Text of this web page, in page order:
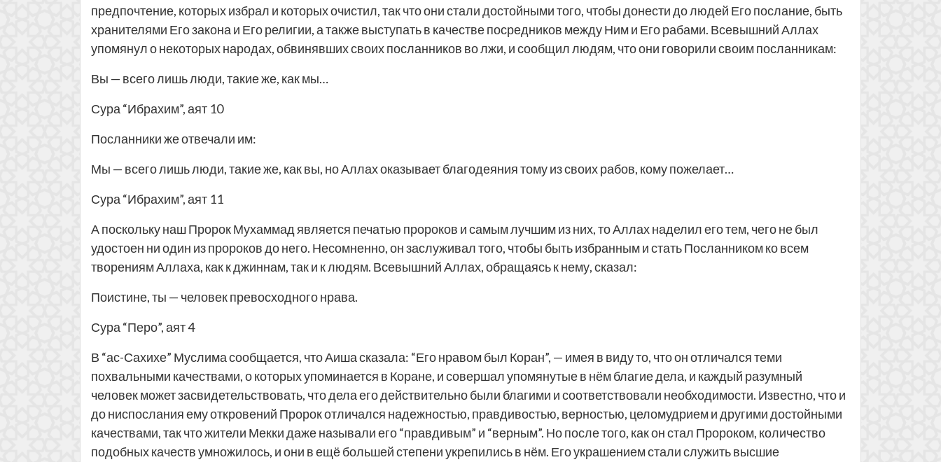
предпочтение, которых избрал и которых очистил, так что они стали достойными того, чтобы донести до людей Его послание, быть
хранителями Его закона и Его религии, а также выступать в качестве посредников между Ним и Его рабами. Всевышний Аллах
упомянул о некоторых народах, обвинявших своих посланников во лжи, и сообщил людям, что они говорили своим посланникам:
Вы — всего лишь люди, такие же, как мы…
Сура “Ибрахим”, аят 10
Посланники же отвечали им:
Мы — всего лишь люди, такие же, как вы, но Аллах оказывает благодеяния тому из своих рабов, кому пожелает…
Сура “Ибрахим”, аят 11
А поскольку наш Пророк Мухаммад является печатью пророков и самым лучшим из них, то Аллах наделил его тем, чего не был
удостоен ни один из пророков до него. Несомненно, он заслуживал того, чтобы быть избранным и стать Посланником ко всем
творениям Аллаха, как к джиннам, так и к людям. Всевышний Аллах, обращаясь к нему, сказал:
Поистине, ты — человек превосходного нрава.
Сура “Перо”, аят 4
В “ас-Сахихе” Муслима сообщается, что Аиша сказала: “Его нравом был Коран”, — имея в виду то, что он отличался теми
похвальными качествами, о которых упоминается в Коране, и совершал упомянутые в нём благие дела, и каждый разумный
человек может засвидетельствовать, что дела его действительно были благими и соответствовали необходимости. Известно, что и
до ниспослания ему откровений Пророк отличался надежностью, правдивостью, верностью, целомудрием и другими достойными
качествами, так что жители Мекки даже называли его “правдивым” и “верным”. Но после того, как он стал Пророком, количество
подобных качеств умножилось, и они в ещё большей степени укрепились в нём. Его украшением стали служить высшие